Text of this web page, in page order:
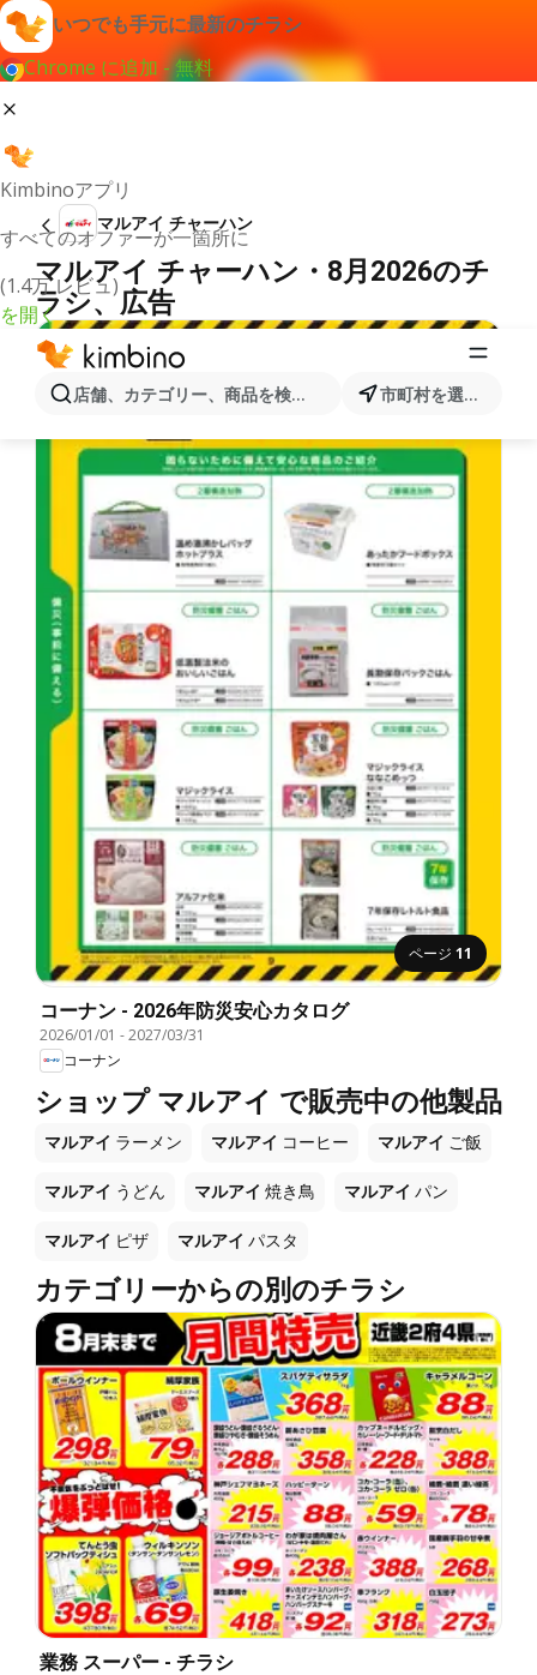
いつでも手元に最新のチラシ
Chrome に追加 - 無料
Kimbinoアプリ
すべてのオファーが一箇所に
(1.4万 レビュ)
を開く
店舗、カテゴリー、商品を検索... 市町村を選択します
マルアイ チャーハン
マルアイ チャーハン・8月2026のチ
ラシ、広告
ページ 11
コーナン - 2026年防災安心カタログ
2026/01/01 -2027/03/31
コーナン
ショップ マルアイ で販売中の他製品
マルアイ ラーメン マルアイ コーヒー マルアイ ご飯
マルアイ うどん マルアイ 焼き鳥 マルアイ パン
マルアイ ピザ マルアイ パスタ
カテゴリーからの別のチラシ
業務 スーパー - チラシ